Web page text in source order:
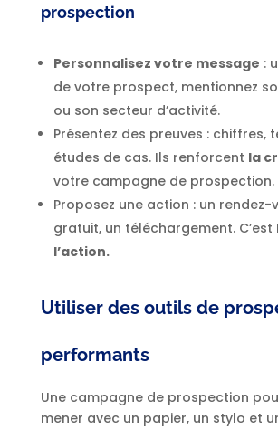
prospection
Personnalisez votre message :
de votre prospect, mentionnez
ou son secteur d’activité.
Présentez des preuves : chiffres,
études de cas. Ils renforcent la
votre campagne de prospection.
Proposez une action : un rendez-
gratuit, un téléchargement. C’est
l’action.
Utiliser des outils de
performants
Une campagne de prospection
mener avec un papier, un stylo et